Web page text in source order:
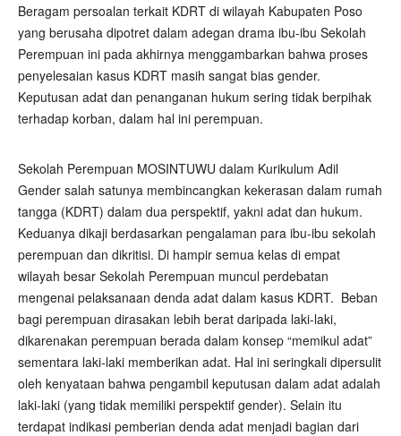
Beragam persoalan terkait KDRT di wilayah Kabupaten Poso
yang berusaha dipotret dalam adegan drama ibu-ibu Sekolah
Perempuan ini pada akhirnya menggambarkan bahwa proses
penyelesaian kasus KDRT masih sangat bias gender.
Keputusan adat dan penanganan hukum sering tidak berpihak
terhadap korban, dalam hal ini perempuan.
Sekolah Perempuan MOSINTUWU dalam Kurikulum Adil
Gender salah satunya membincangkan kekerasan dalam rumah
tangga (KDRT) dalam dua perspektif, yakni adat dan hukum.
Keduanya dikaji berdasarkan pengalaman para ibu-ibu sekolah
perempuan dan dikritisi. Di hampir semua kelas di empat
wilayah besar Sekolah Perempuan muncul perdebatan
mengenai pelaksanaan denda adat dalam kasus KDRT. Beban
bagi perempuan dirasakan lebih berat daripada laki-laki,
dikarenakan perempuan berada dalam konsep “memikul adat”
sementara laki-laki memberikan adat. Hal ini seringkali dipersulit
oleh kenyataan bahwa pengambil keputusan dalam adat adalah
laki-laki (yang tidak memiliki perspektif gender). Selain itu
terdapat indikasi pemberian denda adat menjadi bagian dari